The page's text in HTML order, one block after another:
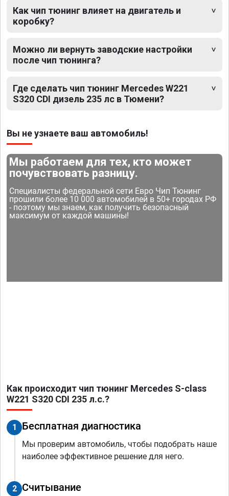
Как чип тюнинг влияет на двигатель и
коробку?
Можно ли вернуть заводские настройки
после чип тюнинга?
Где сделать чип тюнинг Mercedes W221
S320 CDI дизель 235 лс в Тюмени?
Вы не узнаете ваш автомобиль!
Мы работаем для тех, кто может
почувствовать разницу.
Специалисты федеральной сети Евро Чип Тюнинг
прошили более 10 000 автомобилей в 50+ городах РФ
- поэтому мы знаем, как получить безопасный
максимум от каждой машины!
Как происходит чип тюнинг Mercedes S-class
W221 S320 CDI 235 л.с.?
1 Бесплатная диагностика
Мы проверим автомобиль, чтобы подобрать наше
наиболее эффективное решение для него.
2 Считывание